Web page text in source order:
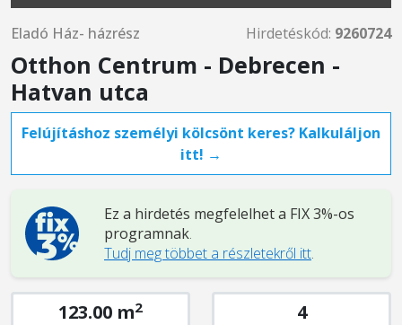
Eladó Ház- házrész Hirdetéskód: 9260724
Otthon Centrum - Debrecen -
Hatvan utca
Felújításhoz személyi kölcsönt keres? Kalkuláljon
itt! →
Ez a hirdetés megfelelhet a FIX 3%-os
programnak.
Tudj meg többet a részletekről itt.
123.00 m2 4